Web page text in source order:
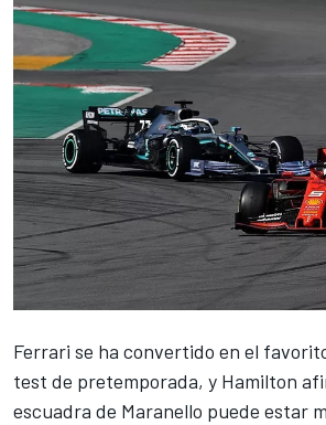
Ferrari se ha convertido en el
test de pretemporada, y Hamilton
escuadra de Maranello puede estar